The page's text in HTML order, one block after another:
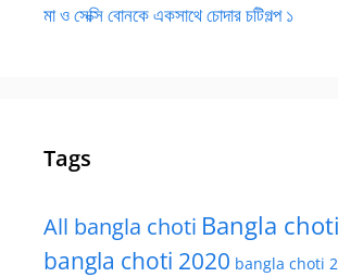
মা ও সেক্সি বোনকে একসাথে চোদার চটিগল্প ১
Tags
All bangla choti Bangla choti
bangla choti 2020 bangla choti